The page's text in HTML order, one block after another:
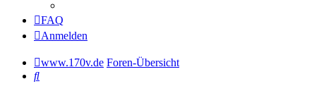
FAQ
Anmelden
www.170v.de Foren-Übersicht
Suche